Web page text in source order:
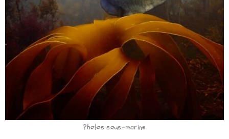
Photos sous-marine